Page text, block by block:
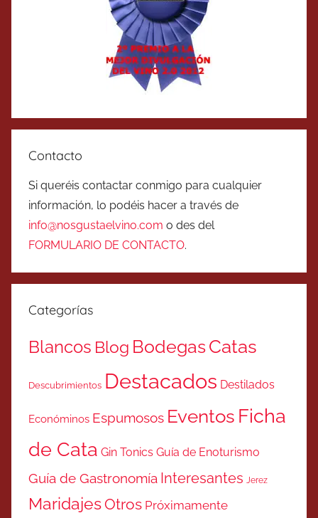
Contacto
Si queréis contactar conmigo para cualquier
información, lo podéis hacer a través de
info@nosgustaelvino.com o des del
FORMULARIO DE CONTACTO.
Categorías
Blancos Blog BodegasCatas
Descubrimientos Destacados Destilados
Económinos Espumosos Eventos Ficha
de Cata Gin Tonics Guía de Enoturismo
Guía de Gastronomía Interesantes Jerez
MaridajesOtros Próximamente